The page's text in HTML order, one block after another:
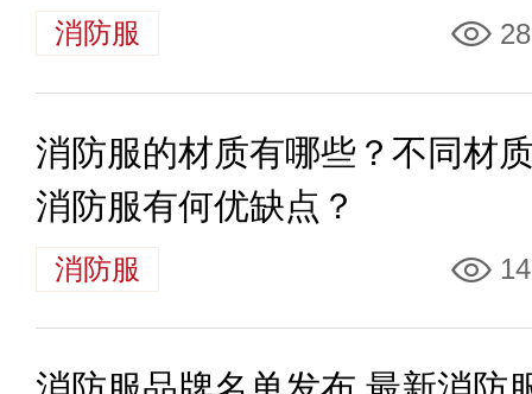
消防服
消防服的材质有哪些？不同材
消防服有何优缺点？
消防服